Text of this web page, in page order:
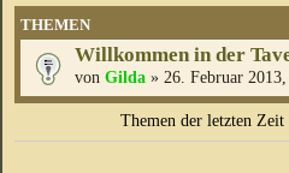
THEMEN
Willkommen in der
von Gilda » 26. Februar
Themen der letzten Zeit